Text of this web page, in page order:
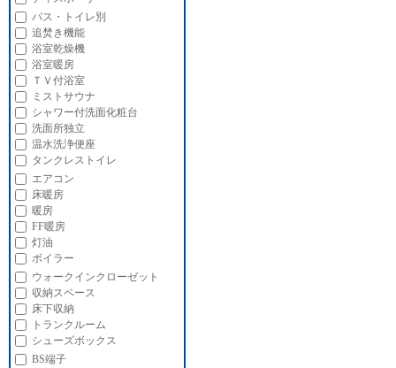
バス・トイレ別
追焚き機能
浴室乾燥機
浴室暖房
ＴＶ付浴室
ミストサウナ
シャワー付洗面化粧台
洗面所独立
温水洗浄便座
タンクレストイレ
エアコン
床暖房
暖房
FF暖房
灯油
ボイラー
ウォークインクローゼット
収納スペース
床下収納
トランクルーム
シューズボックス
BS端子